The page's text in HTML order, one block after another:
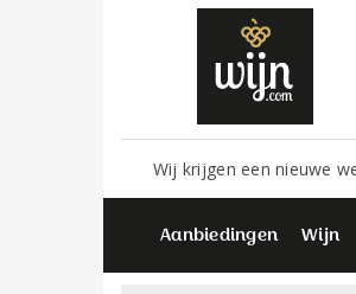
Wij krijgen een nieuwe
Aanbiedingen Wijn